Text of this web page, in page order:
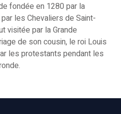
fondée en 1280 par la
les Chevaliers de Saint-
visitée par la Grande
de son cousin, le roi Louis
les protestants pendant les